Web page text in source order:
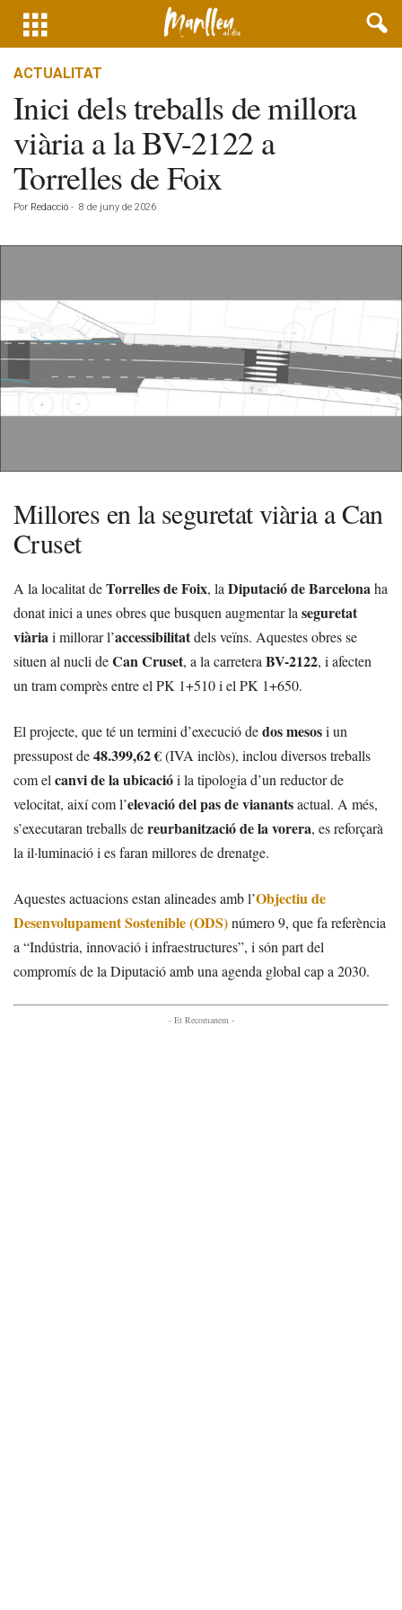
ACTUALITAT
Inici dels treballs de millora
viària a la BV-2122 a
Torrelles de Foix
Por Redacció - 8 de juny de 2026
Millores en la seguretat viària a Can
Cruset
A la localitat deTorrelles de Foix, la Diputació de Barcelonaha
donat inici a unes obres que busquen augmentar la seguretat
viàriai millorar l’accessibilitatdels veïns. Aquestes obres se
situen al nucli deCan Cruset, a la carretera BV-2122, i afecten
un tram comprès entre el PK 1+510 i el PK 1+650.
El projecte, que té un termini d’execució dedos mesosi un
pressupost de48.399,62 €(IVA inclòs), inclou diversos treballs
com el canvi de la ubicaciói la tipologia d’un reductor de
velocitat, així com l’elevació del pas de vianantsactual. A més,
s’executaran treballs dereurbanització de la vorera, es reforçarà
la il·luminació i es faran millores de drenatge.
Aquestes actuacions estan alineades amb l’Objectiu de
Desenvolupament Sostenible (ODS)número 9, que fa referència
a “Indústria, innovació i infraestructures”, i són part del
compromís de la Diputació amb una agenda global cap a 2030.
- Et Recomanem -